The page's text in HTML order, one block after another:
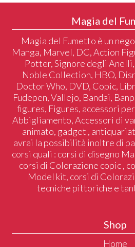
Magia del
Magia del Fumetto è un
Manga, Marvel, DC, Action
Potter, Signore degli
Noble Collection, HBO,
Doctor Who, DVD, Copic,
Fudepen, Vallejo, Bandai,
figures, Figures, accessori
Abbigliamento, Accessori di
animato, gadget ,
avrai la possibilità inoltre di
corsi quali : corsi di disegno
corsi di Colorazione copic ,
Model kit, corsi di
tecniche pittoriche e
Shop
Home